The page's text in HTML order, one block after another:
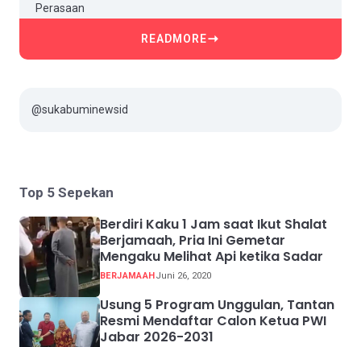
READMORE
@sukabuminewsid
Top 5 Sepekan
Berdiri Kaku 1 Jam saat Ikut Shalat
Berjamaah, Pria Ini Gemetar
Mengaku Melihat Api ketika Sadar
BERJAMAAHJuni 26, 2020
Usung 5 Program Unggulan, Tantan
Resmi Mendaftar Calon Ketua PWI
Jabar 2026-2031